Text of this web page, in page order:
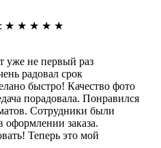
: ★ ★ ★ ★ ★
уже не первый раз
радовал срок
быстро! Качество фото
порадовала. Понравился
Сотрудники были
заказа.
Теперь это мой